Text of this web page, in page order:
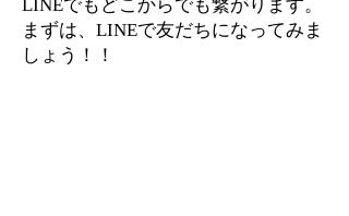
LINEでもどこからでも繋がります。
まずは、LINEで友だちになってみま
しょう！！